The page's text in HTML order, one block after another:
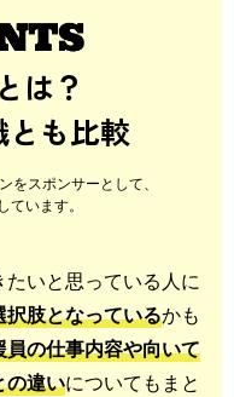
は？
も比較
いと思っている人に
肢となっているかも
員の仕事内容や向いて
の違いについてもまと